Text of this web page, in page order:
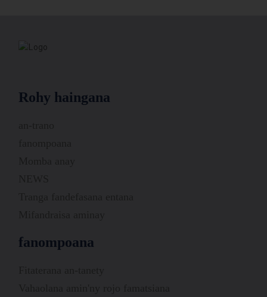
Rohy haingana
fanompoana